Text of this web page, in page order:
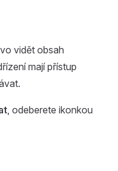
vidět obsah
mají přístup
, odeberete ikonkou